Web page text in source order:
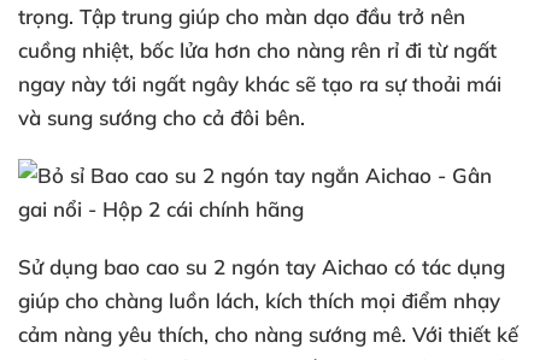
trọng. Tập trung giúp cho màn dạo đầu trở nên
cuồng nhiệt, bốc lửa hơn cho nàng rên rỉ đi từ ngất
ngay này tới ngất ngây khác sẽ tạo ra sự thoải mái
và sung sướng cho cả đôi bên.
Sử dụng bao cao su 2 ngón tay Aichao có tác dụng
giúp cho chàng luồn lách, kích thích mọi điểm nhạy
cảm nàng yêu thích, cho nàng sướng mê. Với thiết kế